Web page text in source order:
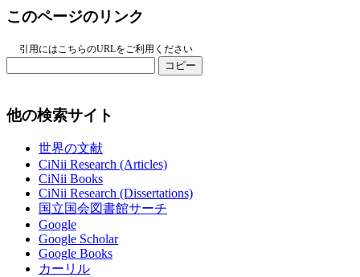
このページのリンク
引用にはこちらのURLをご利用ください
コピー
他の検索サイト
世界の文献
CiNii Research (Articles)
CiNii Books
CiNii Research (Dissertations)
国立国会図書館サーチ
Google
Google Scholar
Google Books
カーリル